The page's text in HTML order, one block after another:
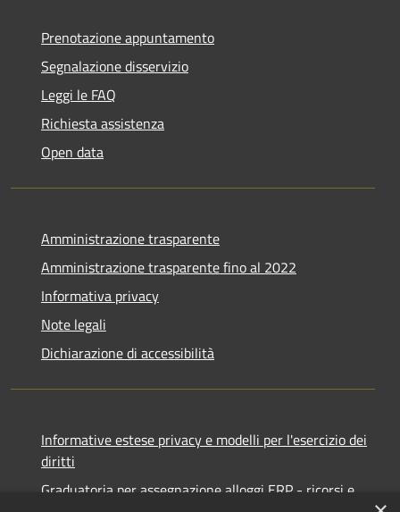
Prenotazione appuntamento
Segnalazione disservizio
Leggi le FAQ
Richiesta assistenza
Open data
Amministrazione trasparente
Amministrazione trasparente fino al 2022
Informativa privacy
Note legali
Dichiarazione di accessibilità
Informative estese privacy e modelli per l'esercizio dei
diritti
Graduatoria per assegnazione alloggi ERP - ricorsi e